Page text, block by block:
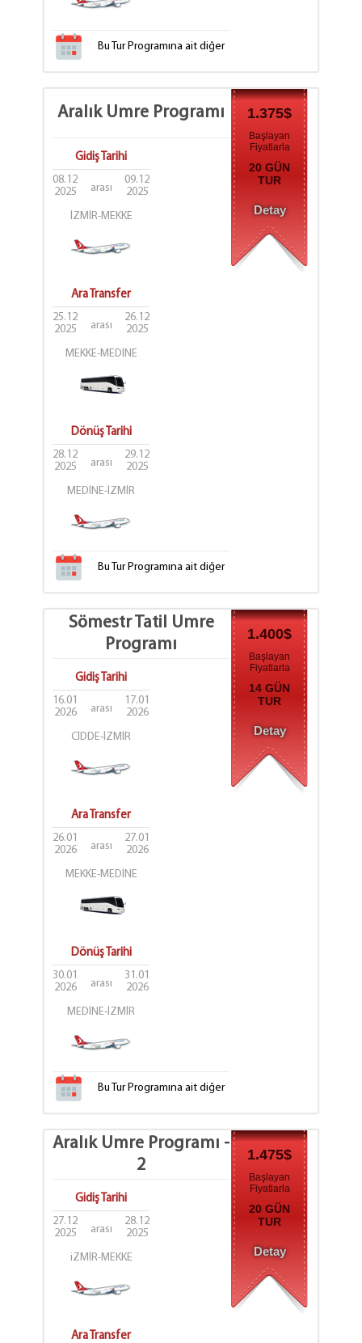
Bu Tur Programına ait diğer
Aralık Umre Programı
Gidiş Tarihi
08.12
2025
arası
09.12
2025
İZMİR-MEKKE
Ara Transfer
25.12
2025
arası
26.12
2025
MEKKE-MEDİNE
Dönüş Tarihi
28.12
2025
arası
29.12
2025
MEDİNE-İZMİR
Bu Tur Programına ait diğer
1.375$
Başlayan
Fiyatlarla
20 GÜN
TUR
Detay
Sömestr Tatil Umre
Programı
Gidiş Tarihi
16.01
2026
arası
17.01
2026
CİDDE-İZMİR
Ara Transfer
26.01
2026
arası
27.01
2026
MEKKE-MEDİNE
Dönüş Tarihi
30.01
2026
arası
31.01
2026
MEDİNE-İZMİR
Bu Tur Programına ait diğer
1.400$
Başlayan
Fiyatlarla
14 GÜN
TUR
Detay
Aralık Umre Programı -
2
Gidiş Tarihi
27.12
2025
arası
28.12
2025
iZMİR-MEKKE
Ara Transfer
1.475$
Başlayan
Fiyatlarla
20 GÜN
TUR
Detay